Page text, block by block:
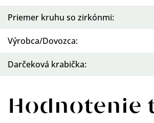
Priemer kruhu so zirkónmi:
Výrobca/Dovozca:
Darčeková krabička:
Hodnotenie